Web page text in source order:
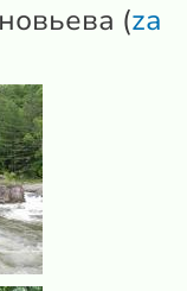
(za